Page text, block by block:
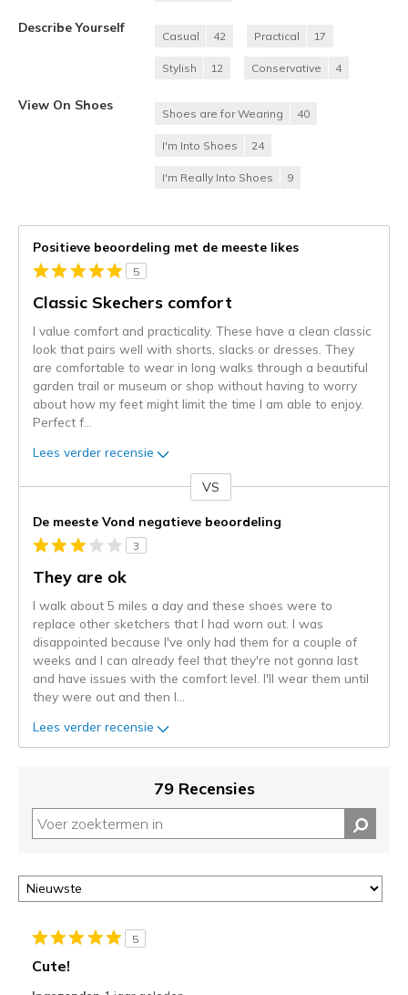
Describe Yourself
Casual 42 Practical 17
Stylish 12 Conservative 4
View On Shoes
Shoes are for Wearing 40
I'm Into Shoes 24
I'm Really Into Shoes 9
Positieve beoordeling met de meeste likes
5
Classic Skechers comfort
I value comfort and practicality. These have a clean classic
look that pairs well with shorts, slacks or dresses. They
are comfortable to wear in long walks through a beautiful
garden trail or museum or shop without having to worry
about how my feet might limit the time I am able to enjoy.
Perfect f
Lees verder recensie
content
wordt
momenteel
gemigreerd
de
niejee
page_id.
kunt
status
van
deze
of
door
href="javascript:location.href=location.pathname;">hier</a>
page
VS
De meeste Vond negatieve beoordeling
3
They are ok
I walk about 5 miles a day and these shoes were to
replace other sketchers that I had worn out. I was
disappointed because I've only had them for a couple of
weeks and I can already feel that they're not gonna last
and have issues with the comfort level. I'll wear them until
they were out and then I
Lees verder recensie
79 Recensies
5
Cute!